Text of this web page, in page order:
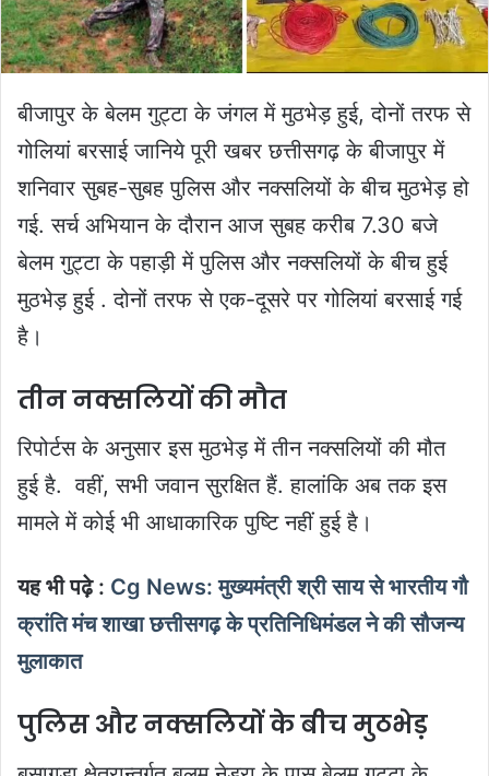
बीजापुर के बेलम गुट्टा के जंगल में मुठभेड़ हुई, दोनों तरफ से
गोलियां बरसाई जानिये पूरी खबर छत्तीसगढ़ के बीजापुर में
शनिवार सुबह-सुबह पुलिस और नक्सलियों के बीच मुठभेड़ हो
गई. सर्च अभियान के दौरान आज सुबह करीब 7.30 बजे
बेलम गुट्टा के पहाड़ी में पुलिस और नक्सलियों के बीच हुई
मुठभेड़ हुई . दोनों तरफ से एक-दूसरे पर गोलियां बरसाई गई
है।
तीन नक्सलियों की मौत
रिपोर्टस के अनुसार इस मुठभेड़ में तीन नक्सलियों की मौत
हुई है. वहीं, सभी जवान सुरक्षित हैं. हालांकि अब तक इस
मामले में कोई भी आधाकारिक पुष्टि नहीं हुई है।
यह भी पढ़े : Cg News: मुख्यमंत्री श्री साय से भारतीय गौ
क्रांति मंच शाखा छत्तीसगढ़ के प्रतिनिधिमंडल ने की सौजन्य
मुलाकात
पुलिस और नक्सलियों के बीच मुठभेड़